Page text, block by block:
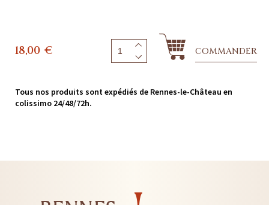
18,00 € COMMANDER
Tous nos produits sont expédiés de Rennes-le-Château en
colissimo 24/48/72h.